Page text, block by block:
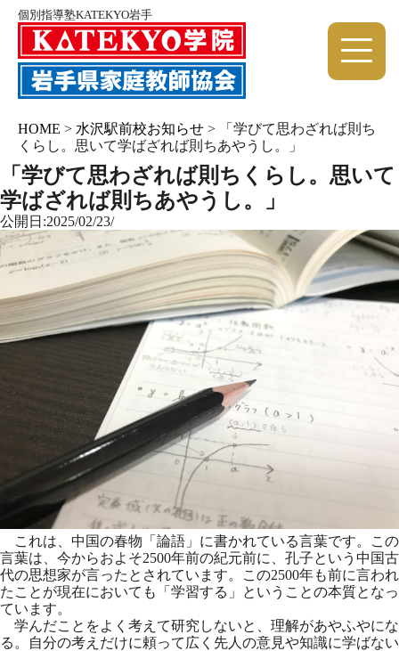
個別指導塾KATEKYO岩手
HOME > 水沢駅前校お知らせ >
「学びて思わざれば則ち
くらし。思いて学ばざれば則ちあやうし。」
「学びて思わざれば則ちくらし。思いて
学ばざれば則ちあやうし。」
公開日:2025/02/23/
これは、中国の春物「論語」に書かれている言葉です。この
言葉は、今からおよそ2500年前の紀元前に、孔子という中国古
代の思想家が言ったとされています。この2500年も前に言われ
たことが現在においても「学習する」ということの本質となっ
ています。
学んだことをよく考えて研究しないと、理解があやふやにな
る。自分の考えだけに頼って広く先人の意見や知識に学ばない